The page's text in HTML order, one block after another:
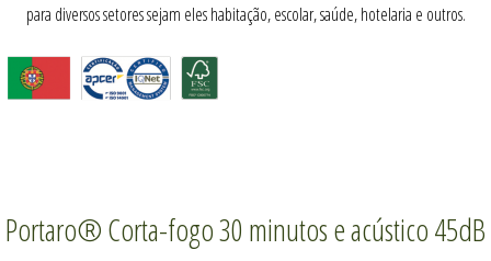
para diversos setores sejam eles habitação, escolar, saúde, hotelaria e outros.
Portaro® Corta-fogo 30 minutos e acústico 45dB